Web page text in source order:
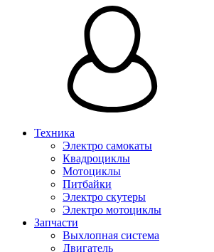
Техника
Электро самокаты
Квадроциклы
Мотоциклы
Питбайки
Электро скутеры
Электро мотоциклы
Запчасти
Выхлопная система
Двигатель